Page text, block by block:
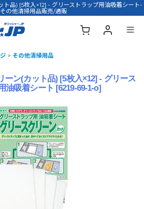
ト品) [5枚入×12] - グリーストラップ用油吸着シート-
その他清掃用品販売/通販
> その他清掃用品
ーン(カット品) [5枚入×12] - グリース
油吸着シート [6219-69-1-o]